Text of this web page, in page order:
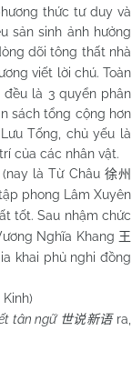
thức tư duy và
sản sinh ảnh hưởng
dõi tông thất nhà
viết lời chú. Toàn
đều là 3 quyển phân
sách tổng cộng hơn
Tống, chủ yếu là
của các nhân vật.
(nay là Từ Châu 徐州
phong Lâm Xuyên
tốt. Sau nhậm chức
Nghĩa Khang 王
khai phủ nghi đồng
tân ngữ 世说新语ra,